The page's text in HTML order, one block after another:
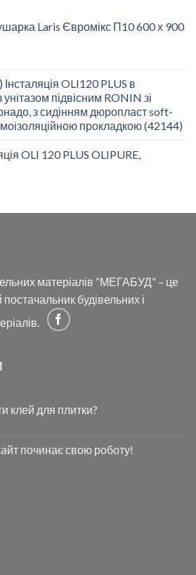
Laris Євромікс П10 600 х 900
OLI120 PLUS в
унітазом підвісним RONIN зі
з сидінням дюропласт soft-
прокладкою (42144)
OLI 120 PLUS OLIPURE,
матеріалів “МЕГАБУД” – це
будівельних і
клей для плитки?
починає свою роботу!